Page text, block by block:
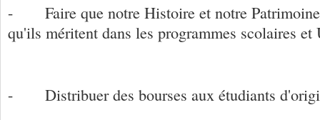
- Faire que notre Histoire et notre Patrimoine
qu'ils méritent dans les programmes scolaires
- Distribuer des bourses aux étudiants